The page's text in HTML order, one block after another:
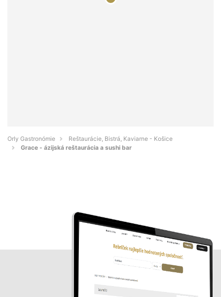
Orly Gastronómie
Reštaurácie, Bistrá, Kaviarne - Košice
Grace - ázijská reštaurácia a sushi bar